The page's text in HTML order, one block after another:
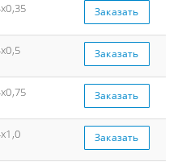
Заказать
Заказать
Заказать
Заказать